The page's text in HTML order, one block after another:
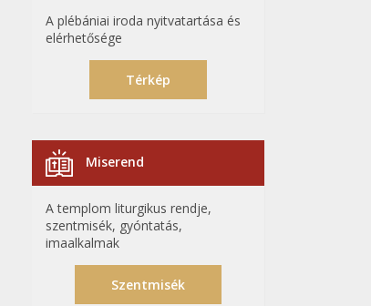
A plébániai iroda nyitvatartása és
elérhetősége
Térkép
Miserend
A templom liturgikus rendje,
szentmisék, gyóntatás,
imaalkalmak
Szentmisék